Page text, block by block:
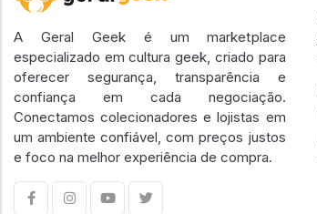
A Geral Geek é um marketplace
especializado em cultura geek, criado para
oferecer segurança, transparência e
confiança em cada negociação.
Conectamos colecionadores e lojistas em
um ambiente confiável, com preços justos
e foco na melhor experiência de compra.